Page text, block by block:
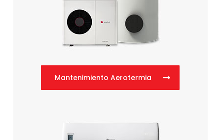
Mantenimiento Aerotermia